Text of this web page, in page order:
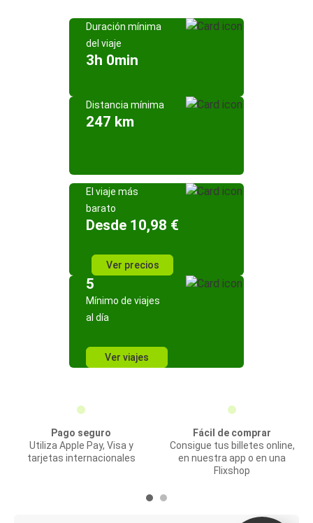
Duración mínima
del viaje
3h 0min
Distancia mínima
247 km
El viaje más
barato
Desde 10,98 €
Ver precios
5
Mínimo de viajes
al día
Ver viajes
Pago seguro
Utiliza Apple Pay, Visa y
tarjetas internacionales
Fácil de comprar
Consigue tus billetes online,
en nuestra app o en una
Flixshop